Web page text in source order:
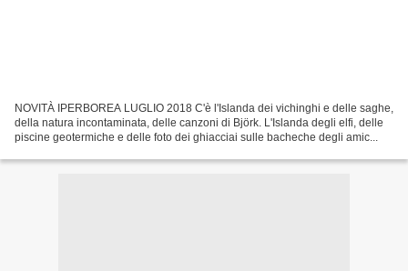
NOVITÀ IPERBOREA LUGLIO 2018 C'è l'Islanda dei vichinghi e delle saghe,
della natura incontaminata, delle canzoni di Björk. L'Islanda degli elfi, delle
piscine geotermiche e delle foto dei ghiacciai sulle bacheche degli amic...